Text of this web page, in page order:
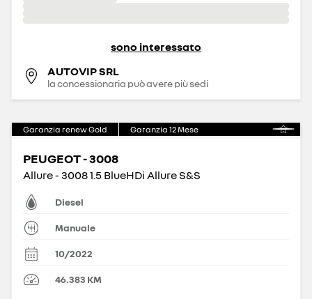
sono interessato
AUTOVIP SRL
la concessionaria può avere più sedi
Garanzia renew Gold Garanzia 12Mese
PEUGEOT - 3008
Allure - 3008 1.5 BlueHDi Allure S&S
Diesel
Manuale
10/2022
46.383 KM